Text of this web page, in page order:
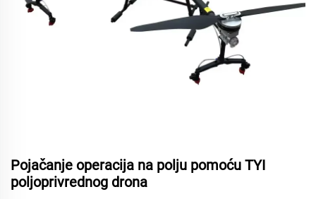
Pojačanje operacija na polju pomoću TYI
poljoprivrednog drona